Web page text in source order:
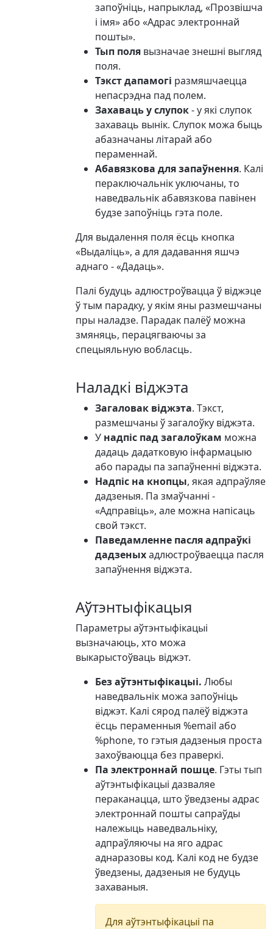
запоўніць, напрыклад, «Прозвішча
і імя» або «Адрас электроннай
пошты».
Тып поля вызначае знешні выгляд
поля.
Тэкст дапамогі размяшчаецца
непасрэдна пад полем.
Захаваць у слупок- у які слупок
захаваць вынік. Слупок можа быць
абазначаны літарай або
пераменнай.
Абавязкова для запаўнення. Калі
пераключальнік уключаны, то
наведвальнік абавязкова павінен
будзе запоўніць гэта поле.
Для выдалення поля ёсць кнопка
«Выдаліць», а для дадавання яшчэ
аднаго - «Дадаць».
Палі будуць адлюстроўвацца ў віджэце
ў тым парадку, у якім яны размешчаны
пры наладзе. Парадак палёў можна
змяняць, перацягваючы за
спецыяльную вобласць.
Наладкі віджэта
Загаловак віджэта. Тэкст,
размешчаны ў загалоўку віджэта.
У надпіс пад загалоўкам можна
дадаць дадатковую інфармацыю
або парады па запаўненні віджэта.
Надпіс на кнопцы, якая адпраўляе
дадзеныя. Па змаўчанні -
«Адправіць», але можна напісаць
свой тэкст.
Паведамленне пасля адпраўкі
дадзеныхадлюстроўваецца пасля
запаўнення віджэта.
Аўтэнтыфікацыя
Параметры аўтэнтыфікацыі
вызначаюць, хто можа
выкарыстоўваць віджэт.
Без аўтэнтыфікацыі. Любы
наведвальнік можа запоўніць
віджэт. Калі сярод палёў віджэта
ёсць пераменныя %email або
%phone, то гэтыя дадзеныя проста
захоўваюцца без праверкі.
Па электроннай пошце. Гэты тып
аўтэнтыфікацыі дазваляе
пераканацца, што ўведзены адрас
электроннай пошты сапраўды
належыць наведвальніку,
адпраўляючы на яго адрас
аднаразовы код. Калі код не будзе
ўведзены, дадзеныя не будуць
захаваныя.
Для аўтэнтыфікацыі па